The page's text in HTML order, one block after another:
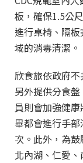
板，確保1.5公
進行桌椅、隔
域的消毒清潔。
欣食旅依政府
另外提供分食
員則會加強健
畢都會進行手
次。此外，為
北內湖、仁愛、